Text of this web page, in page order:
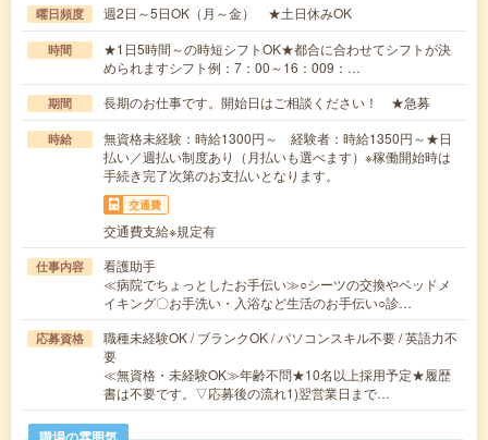
曜日頻度 週2日～5日OK（月～金） ★土日休みOK
時間
★1日5時間～の時短シフトOK★都合に合わせてシフトが決
められますシフト例：7：00～16：009：…
期間 長期のお仕事です。開始日はご相談ください！ ★急募
時給
無資格未経験：時給1300円～ 経験者：時給1350円～★日
払い／週払い制度あり（月払いも選べます）※稼働開始時は
手続き完了次第のお支払いとなります。
交通費
交通費支給※規定有
仕事内容
看護助手
≪病院でちょっとしたお手伝い≫○シーツの交換やベッドメ
イキング〇お手洗い・入浴など生活のお手伝い○診…
応募資格
職種未経験OK / ブランクOK / パソコンスキル不要 / 英語力不
要
≪無資格・未経験OK≫年齢不問★10名以上採用予定★履歴
書は不要です。▽応募後の流れ1)翌営業日まで…